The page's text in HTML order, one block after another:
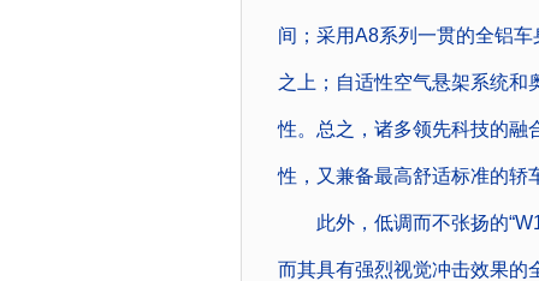
间；采用A8系列一贯的全铝
之上；自适性空气悬架系统和
性。总之，诸多领先科技的融
性，又兼备最高舒适标准的轿
此外，低调而不张扬的
而其具有强烈视觉冲击效果的